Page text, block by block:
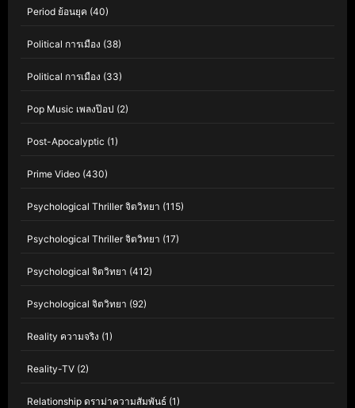
Period ย้อนยุค (40)
Political การเมือง (38)
Political การเมือง (33)
Pop Music เพลงป๊อป (2)
Post-Apocalyptic (1)
Prime Video (430)
Psychological Thriller จิตวิทยา (115)
Psychological Thriller จิตวิทยา (17)
Psychological จิตวิทยา (412)
Psychological จิตวิทยา (92)
Reality ความจริง (1)
Reality-TV (2)
Relationship ดราม่าความสัมพันธ์ (1)